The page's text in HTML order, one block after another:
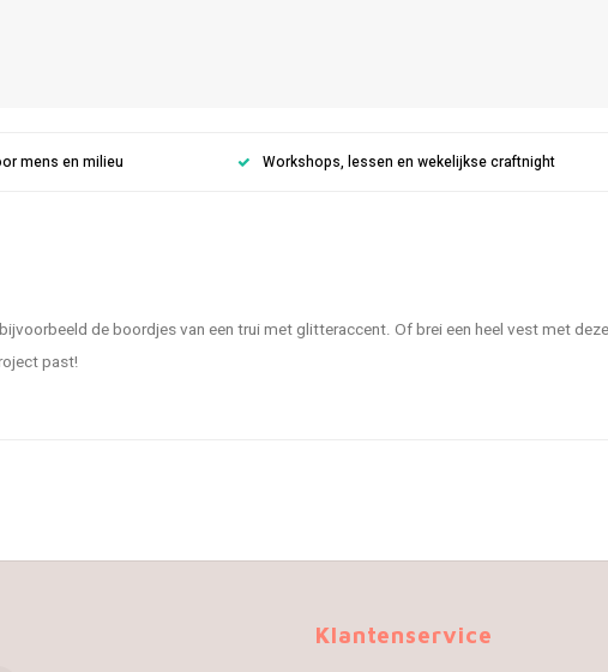
mens en milieu Workshops, lessen en wekelijkse craftnight
de boordjes van een trui met glitteraccent. Of brei een heel vest met
past!
Klantenservice